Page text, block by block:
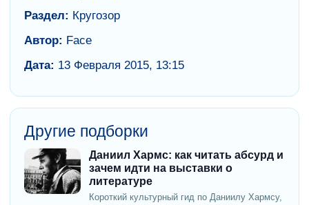
Раздел: Кругозор
Автор: Face
Дата: 13 Февраля 2015, 13:15
Другие подборки
Даниил Хармс: как читать абсурд и
зачем идти на выставки о
литературе
Короткий культурный гид по Даниилу Хармсу,